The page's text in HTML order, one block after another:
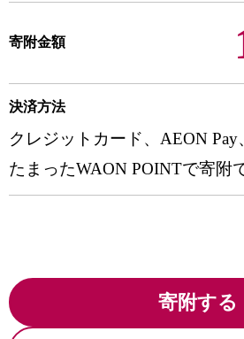
寄附金額
決済方法
クレジットカード、AEON
たまったWAON POINTで寄附
寄附する